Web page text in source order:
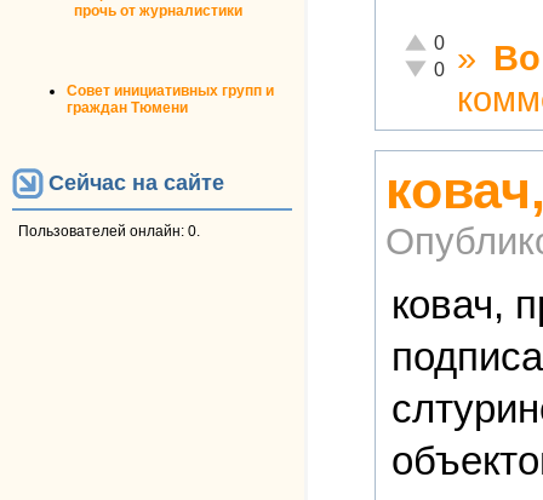
прочь от журналистики
Совет инициативных групп и
граждан Тюмени
Сейчас на сайте
Пользователей онлайн: 0.
Отлично!
0
Неадекватно!
0 »
ковач,